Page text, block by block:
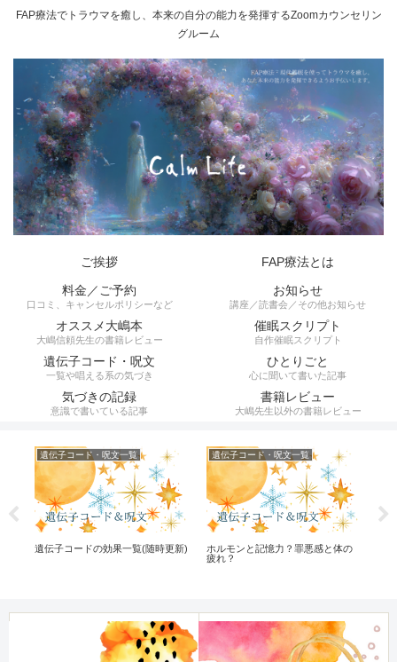
FAP療法でトラウマを癒し、本来の自分の能力を発揮するZoomカウンセリン
グルーム
ご挨拶
FAP療法とは
料金／ご予約
口コミ、キャンセルポリシーなど
お知らせ
講座／読書会／その他お知らせ
オススメ大嶋本
大嶋信頼先生の書籍レビュー
催眠スクリプト
自作催眠スクリプト
遺伝子コード・呪文
一覧や唱える系の気づき
ひとりごと
心に聞いて書いた記事
気づきの記録
意識で書いている記事
書籍レビュー
大嶋先生以外の書籍レビュー
遺伝子コード・呪文一覧
遺伝子コードの効果一覧(随時更新)
遺伝子コード・呪文一覧
ホルモンと記憶力？罪悪感と体の
疲れ？